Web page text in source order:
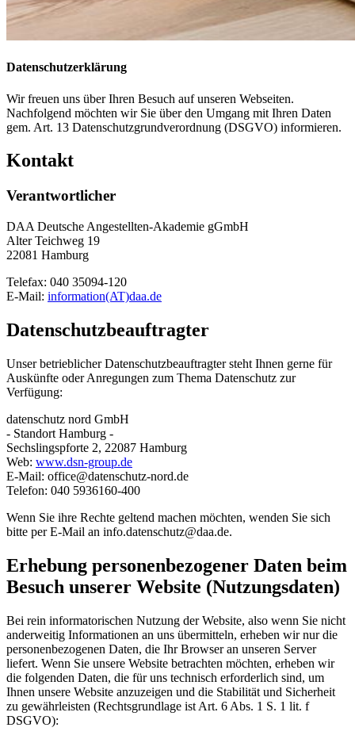
Datenschutzerklärung
Wir freuen uns über Ihren Besuch auf unseren Webseiten.
Nachfolgend möchten wir Sie über den Umgang mit Ihren Daten
gem. Art. 13 Datenschutzgrundverordnung (DSGVO) informieren.
Kontakt
Verantwortlicher
DAA Deutsche Angestellten-Akademie gGmbH
Alter Teichweg 19
22081 Hamburg
Telefax: 040 35094-120
E-Mail: information(AT)daa.de
Datenschutzbeauftragter
Unser betrieblicher Datenschutzbeauftragter steht Ihnen gerne für
Auskünfte oder Anregungen zum Thema Datenschutz zur
Verfügung:
datenschutz nord GmbH
- Standort Hamburg -
Sechslingspforte 2, 22087 Hamburg
Web: www.dsn-group.de
E-Mail: office@datenschutz-nord.de
Telefon: 040 5936160-400
Wenn Sie ihre Rechte geltend machen möchten, wenden Sie sich
bitte per E-Mail an info.datenschutz@daa.de.
Erhebung personenbezogener Daten beim
Besuch unserer Website (Nutzungsdaten)
Bei rein informatorischen Nutzung der Website, also wenn Sie nicht
anderweitig Informationen an uns übermitteln, erheben wir nur die
personenbezogenen Daten, die Ihr Browser an unseren Server
liefert. Wenn Sie unsere Website betrachten möchten, erheben wir
die folgenden Daten, die für uns technisch erforderlich sind, um
Ihnen unsere Website anzuzeigen und die Stabilität und Sicherheit
zu gewährleisten (Rechtsgrundlage ist Art. 6 Abs. 1 S. 1 lit. f
DSGVO):